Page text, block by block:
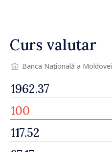
Curs valutar
Banca Națională a Moldovei